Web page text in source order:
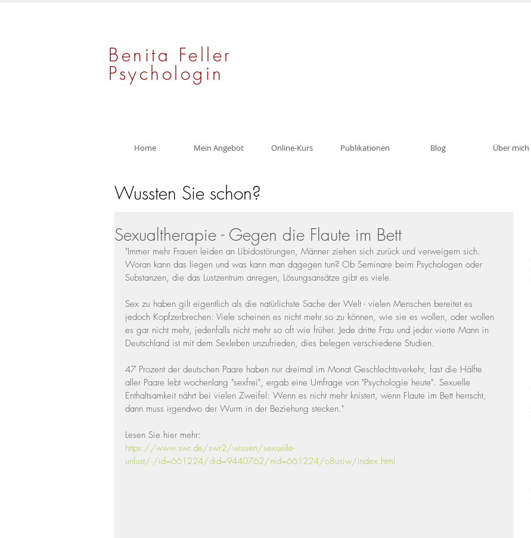
Benita Feller
Psychologin
Home Mein Angebot Online-Kurs Publikationen Blog Über mich
Wussten Sie schon?
Sexualtherapie - Gegen die Flaute im Bett
"Immer mehr Frauen leiden an Libidostörungen, Männer ziehen sich zurück und verweigern sich.
Woran kann das liegen und was kann man dagegen tun? Ob Seminare beim Psychologen oder
Substanzen, die das Lustzentrum anregen, Lösungsansätze gibt es viele.
Sex zu haben gilt eigentlich als die natürlichste Sache der Welt - vielen Menschen bereitet es
jedoch Kopfzerbrechen: Viele scheinen es nicht mehr so zu können, wie sie es wollen, oder wollen
es gar nicht mehr, jedenfalls nicht mehr so oft wie früher. Jede dritte Frau und jeder vierte Mann in
Deutschland ist mit dem Sexleben unzufrieden, dies belegen verschiedene Studien.
47 Prozent der deutschen Paare haben nur dreimal im Monat Geschlechtsverkehr, fast die Hälfte
aller Paare lebt wochenlang "sexfrei", ergab eine Umfrage von "Psychologie heute". Sexuelle
Enthaltsamkeit nährt bei vielen Zweifel: Wenn es nicht mehr knistert, wenn Flaute im Bett herrscht,
dann muss irgendwo der Wurm in der Beziehung stecken."
Lesen Sie hier mehr:
https://www.swr.de/swr2/wissen/sexuelle-
unlust/-/id=661224/did=9440762/nid=661224/o8usiw/index.html